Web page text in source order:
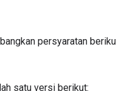
persyaratan
satu versi berikut: